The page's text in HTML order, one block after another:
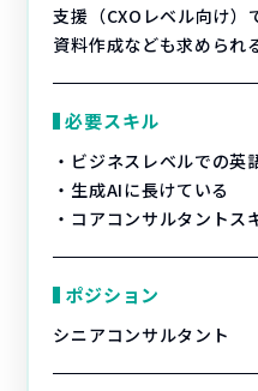
支援（CXOレベル向け）
資料作成なども求められ
必要スキル
・ビジネスレベルでの英
・生成AIに長けている
・コアコンサルタントス
ポジション
シニアコンサルタント